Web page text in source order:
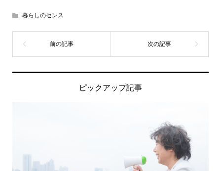
暮らしのセンス
ピックアップ記事